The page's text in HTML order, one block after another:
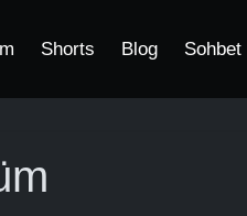
Shorts Blog Sohbet